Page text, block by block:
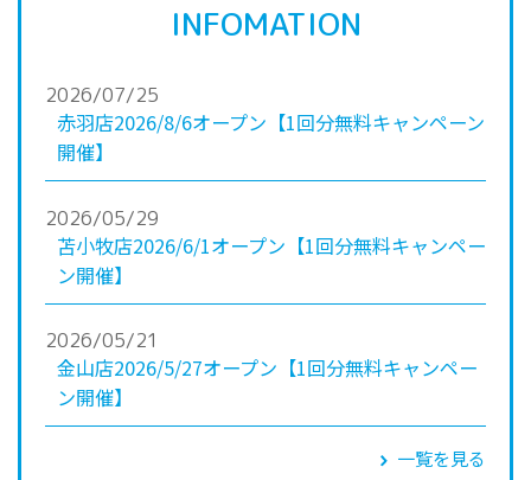
INFOMATION
2026/07/25
赤羽店2026/8/6オープン【1回分無料キャンペーン
開催】
2026/05/29
苫小牧店2026/6/1オープン【1回分無料キャンペー
ン開催】
2026/05/21
金山店2026/5/27オープン【1回分無料キャンペー
ン開催】
一覧を見る